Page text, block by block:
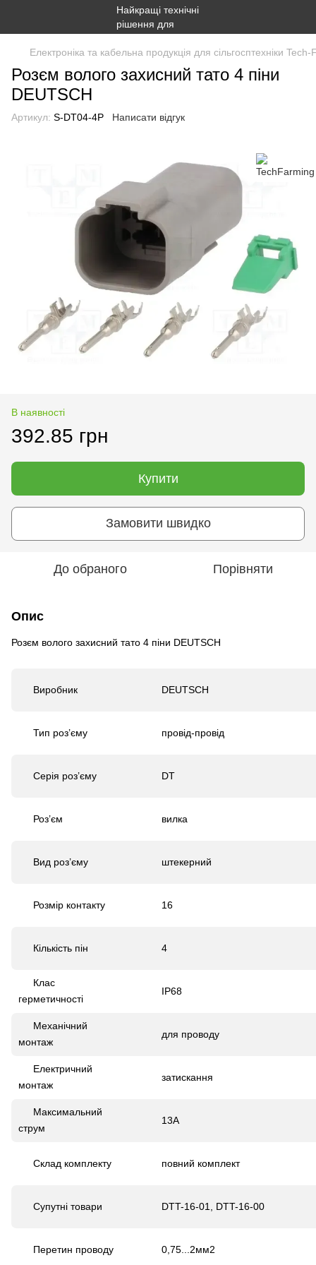
Електроніка та кабельна продукція для сільгосптехніки
Розєм волого захисний тато 4 піни
DEUTSCH
Артикул: S-DT04-4P Написати відгук
В наявності
392.85 грн
Купити
Замовити швидко
До обраного Порівняти
Опис
Розєм волого захисний тато 4 піни DEUTSCH
Виробник DEUTSCH
Тип роз’єму провід-провід
Серія роз’єму DT
Роз’єм вилка
Вид роз’єму штекерний
Розмір контакту 16
Кількість пін 4
Клас
герметичності
IP68
Механічний
монтаж
для проводу
Електричний
монтаж
затискання
Максимальний
струм
13А
Склад комплекту повний комплект
Супутні товари DTT-16-01, DTT-16-00
Перетин проводу 0,75...2мм2